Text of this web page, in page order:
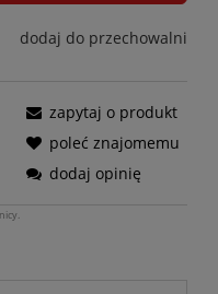
dodaj do przechowalni
zapytaj o produkt
poleć znajomemu
dodaj opinię